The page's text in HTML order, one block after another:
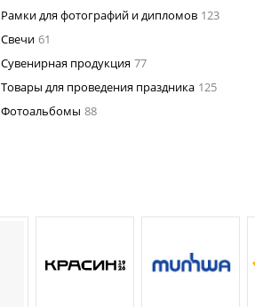
Рамки для фотографий и дипломов 123
Свечи 61
Сувенирная продукция 77
Товары для проведения праздника 125
Фотоальбомы 88